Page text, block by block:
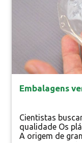
Embalagens
Cientistas
qualidade Os
A origem de